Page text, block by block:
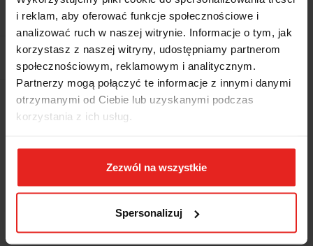
i reklam, aby oferować funkcje społecznościowe i
analizować ruch w naszej witrynie. Informacje o tym, jak
korzystasz z naszej witryny, udostępniamy partnerom
społecznościowym, reklamowym i analitycznym.
Partnerzy mogą połączyć te informacje z innymi danymi
otrzymanymi od Ciebie lub uzyskanymi podczas
korzystania z ich usług.
Zezwól na wszystkie
Spersonalizuj
Pobierz produkt do PDF
EAN 5036140274242
Wysyłka+2dni (dostawa 0 od 1000zł net.*)
OPIS
INFORMACJE DOT.
BEZPIECZEŃSTWA